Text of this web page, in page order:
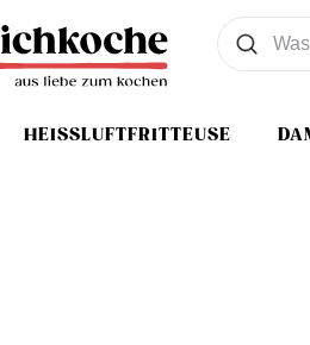
HEISSLUFTFRITTEUSE
Was wollen Sie
Suchen